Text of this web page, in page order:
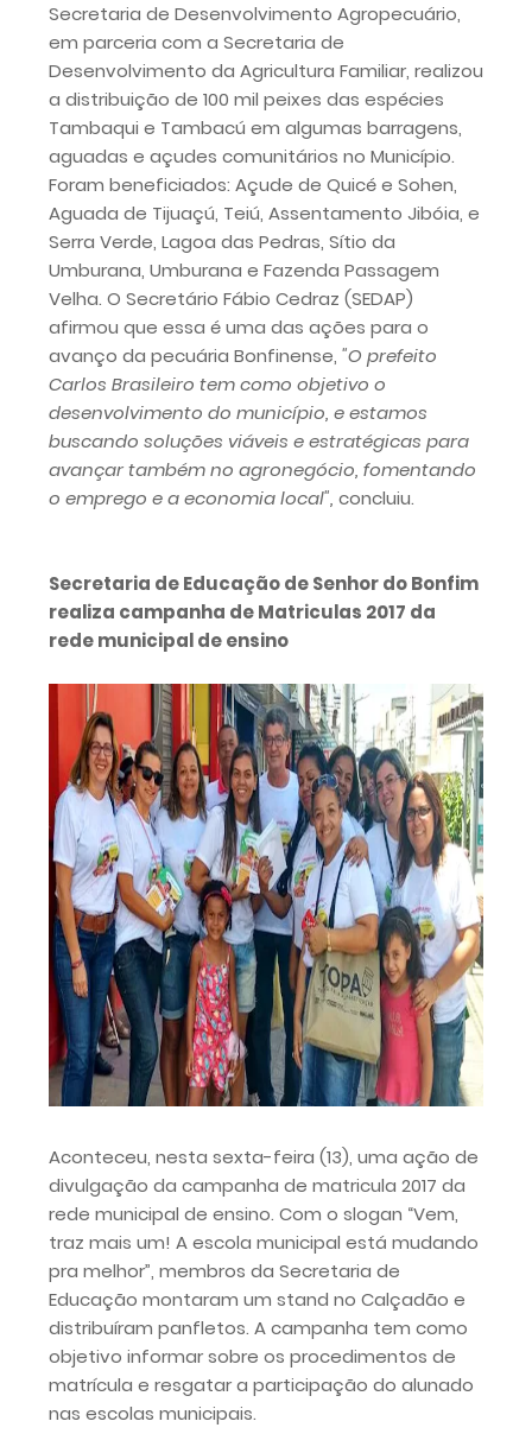
Secretaria de Desenvolvimento Agropecuário,
em parceria com a Secretaria de
Desenvolvimento da Agricultura Familiar, realizou
a distribuição de 100 mil peixes das espécies
Tambaqui e Tambacú em algumas barragens,
aguadas e açudes comunitários no Município.
Foram beneficiados: Açude de Quicé e Sohen,
Aguada de Tijuaçú, Teiú, Assentamento Jibóia, e
Serra Verde, Lagoa das Pedras, Sítio da
Umburana, Umburana e Fazenda Passagem
Velha. O Secretário Fábio Cedraz (SEDAP)
afirmou que essa é uma das ações para o
avanço da pecuária Bonfinense, "O prefeito
Carlos Brasileiro tem como objetivo o
desenvolvimento do município, e estamos
buscando soluções viáveis e estratégicas para
avançar também no agronegócio, fomentando
o emprego e a economia local", concluiu.
Secretaria de Educação de Senhor do Bonfim
realiza campanha de Matriculas 2017 da
rede municipal de ensino
Aconteceu, nesta sexta-feira (13), uma ação de
divulgação da campanha de matricula 2017 da
rede municipal de ensino. Com o slogan “Vem,
traz mais um! A escola municipal está mudando
pra melhor”, membros da Secretaria de
Educação montaram um stand no Calçadão e
distribuíram panfletos. A campanha tem como
objetivo informar sobre os procedimentos de
matrícula e resgatar a participação do alunado
nas escolas municipais.